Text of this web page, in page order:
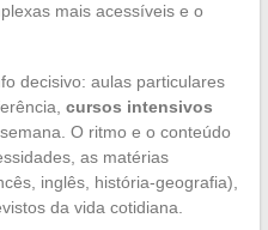
mais acessíveis e o
decisivo: aulas particulares
cursos intensivos
O ritmo e o conteúdo
as matérias
inglês, história-geografia),
da vida cotidiana.